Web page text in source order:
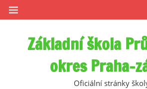
Skip
to
Základní škola
okres Praha-
Oficiální stránky